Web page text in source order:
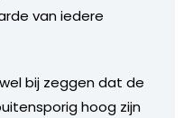
van iedere
bij zeggen dat de
hoog zijn